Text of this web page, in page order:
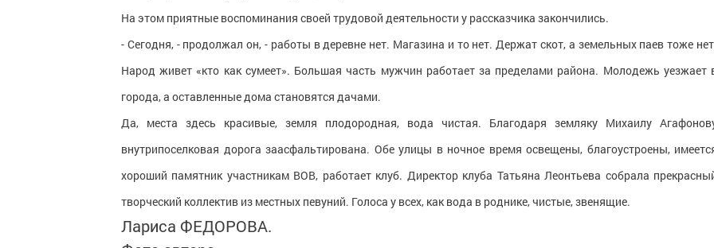
На этом приятные воспоминания своей трудовой деятельности у рассказчика закончились.
- Сегодня, - продолжал он, - работы в деревне нет. Магазина и то нет. Держат скот, а земельных паев тоже
Народ живет «кто как сумеет». Большая часть мужчин работает за пределами района. Молодежь уезжает
города, а оставленные дома становятся дачами.
Да, места здесь красивые, земля плодородная, вода чистая. Благодаря земляку Михаилу
внутрипоселковая дорога заасфальтирована. Обе улицы в ночное время освещены, благоустроены,
хороший памятник участникам ВОВ, работает клуб. Директор клуба Татьяна Леонтьева собрала
творческий коллектив из местных певуний. Голоса у всех, как вода в роднике, чистые, звенящие.
Лариса ФЕДОРОВА.